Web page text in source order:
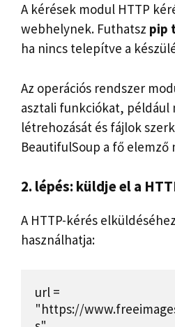
A kérések modul HTTP
webhelynek. Futhatsz pip
ha nincs telepítve a
Az operációs rendszer
asztali funkciókat, például
létrehozását és fájlok
BeautifulSoup a fő elemző
2. lépés: küldje el a
A HTTP-kérés
használhatja:
url =
"https://